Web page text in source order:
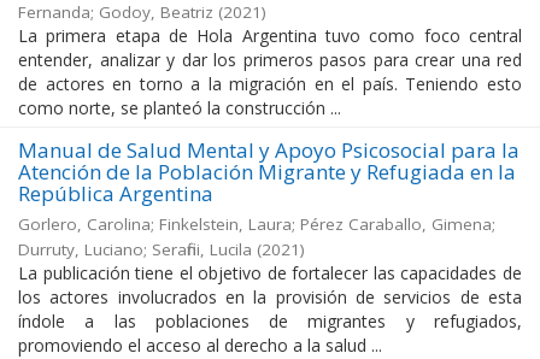
Fernanda; Godoy, Beatriz (2021)
La primera etapa de Hola Argentina tuvo como foco central
entender, analizar y dar los primeros pasos para crear una red
de actores en torno a la migración en el país. Teniendo esto
como norte, se planteó la construcción ...
Manual de Salud Mental y Apoyo Psicosocial para la
Atención de la Población Migrante y Refugiada en la
República Argentina
Gorlero, Carolina; Finkelstein, Laura; Pérez Caraballo, Gimena;
Durruty, Luciano; Serafini, Lucila (2021)
La publicación tiene el objetivo de fortalecer las capacidades de
los actores involucrados en la provisión de servicios de esta
índole a las poblaciones de migrantes y refugiados,
promoviendo el acceso al derecho a la salud ...